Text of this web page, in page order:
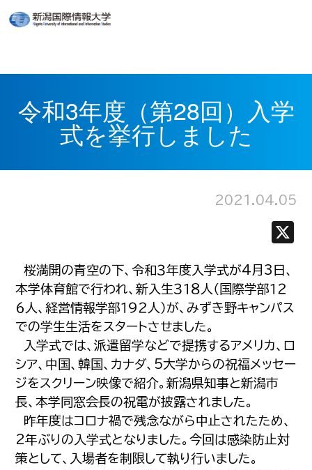
令和3年度（第28回）入学
式を挙行しました
2021.04.05
桜満開の青空の下、令和３年度入学式が4月3日、
本学体育館で行われ、新入生３１８人（国際学部１２
６人、経営情報学部１９２人）が、みずき野キャンパス
での学生生活をスタートさせました。
入学式では、派遣留学などで提携するアメリカ、ロ
シア、中国、韓国、カナダ、5大学からの祝福メッセー
ジをスクリーン映像で紹介。新潟県知事と新潟市
長、本学同窓会長の祝電が披露されました。
昨年度はコロナ禍で残念ながら中止されたため、
2年ぶりの入学式となりました。今回は感染防止対
策として、入場者を制限して執り行いました。